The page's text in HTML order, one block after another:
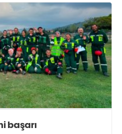
başarı